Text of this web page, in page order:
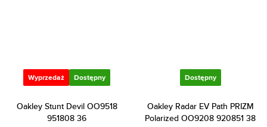
Wyprzedaż Dostępny
Oakley Stunt Devil OO9518
951808 36
Dostępny
Oakley Radar EV Path PRIZM
Polarized OO9208 920851 38